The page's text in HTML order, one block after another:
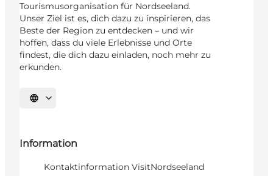
Tourismusorganisation für Nordseeland.
Unser Ziel ist es, dich dazu zu inspirieren, das
Beste der Region zu entdecken – und wir
hoffen, dass du viele Erlebnisse und Orte
findest, die dich dazu einladen, noch mehr zu
erkunden.
Sprache auswählen
Information
Kontaktinformation VisitNordseeland